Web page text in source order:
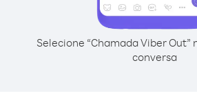
Selecione “Chamada Viber Out”
conversa